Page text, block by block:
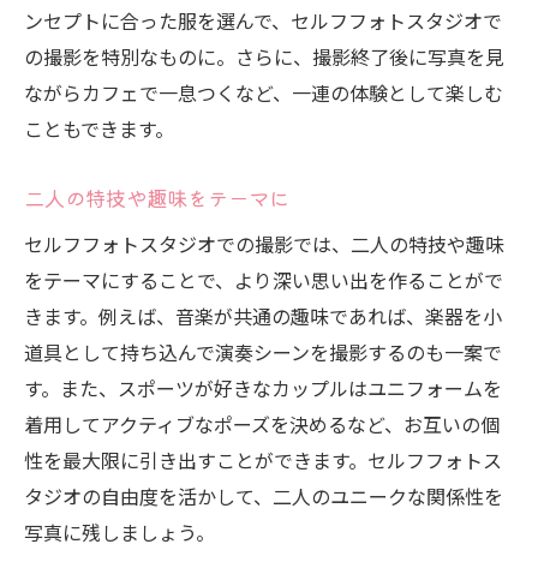
ンセプトに合った服を選んで、セルフフォトスタジオで
の撮影を特別なものに。さらに、撮影終了後に写真を見
ながらカフェで一息つくなど、一連の体験として楽しむ
こともできます。
二人の特技や趣味をテーマに
セルフフォトスタジオでの撮影では、二人の特技や趣味
をテーマにすることで、より深い思い出を作ることがで
きます。例えば、音楽が共通の趣味であれば、楽器を小
道具として持ち込んで演奏シーンを撮影するのも一案で
す。また、スポーツが好きなカップルはユニフォームを
着用してアクティブなポーズを決めるなど、お互いの個
性を最大限に引き出すことができます。セルフフォトス
タジオの自由度を活かして、二人のユニークな関係性を
写真に残しましょう。